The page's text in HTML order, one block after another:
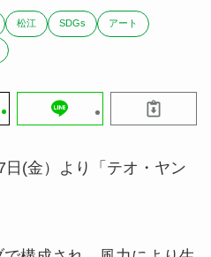
松江 SDGs アート
(金）より「テオ・ヤン